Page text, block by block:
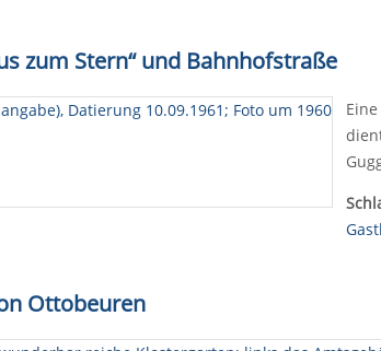
zum Stern“ und Bahnhofstraße
Ottobeuren